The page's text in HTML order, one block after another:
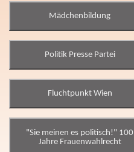
Mädchenbildung
Politik Presse Partei
Fluchtpunkt Wien
"Sie meinen es politisch!" 100
Jahre Frauenwahlrecht